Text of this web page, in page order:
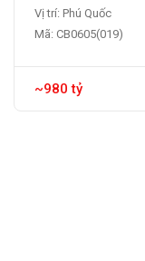
Vị trí: Phú Quốc
Mã: CB0605(019)
~980 tỷ